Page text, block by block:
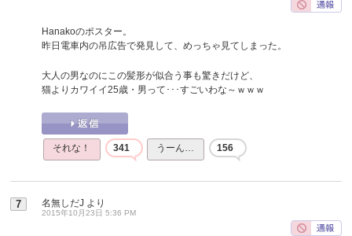
Hanakoのポスター。
昨日電車内の吊広告で発見して、めっちゃ見てしまった。
大人の男なのにこの髪形が似合う事も驚きだけど、
猫よりカワイイ25歳・男って･･･すごいわな～ｗｗｗ
それな！ 341 うーん… 156
7 名無しだJ より
2015年10月23日 5:36 PM